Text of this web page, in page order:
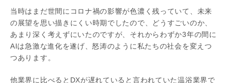
当時はまだ世間にコロナ禍の影響が色濃く残っていて、未来
の展望を思い描きにくい時期でしたので、どうすごいのか、
あまり深く考えずにいたのですが、それからわずか3年の間に
AIは急激な進化を遂げ、怒涛のように私たちの社会を変えつ
つあります。
他業界に比べるとDXが遅れていると言われていた温浴業界で